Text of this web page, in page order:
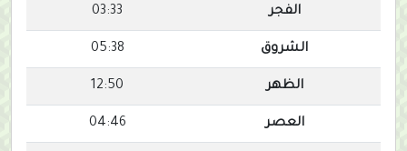
الفجر 03:33
الشروق 05:38
الظهر 12:50
العصر 04:46